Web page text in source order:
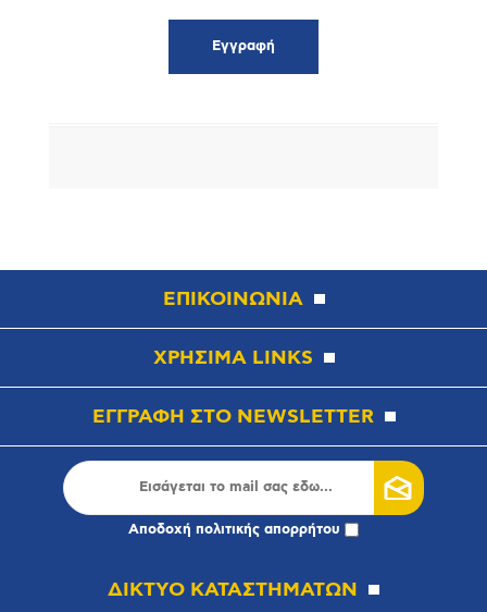
ΕΠΙΚΟΙΝΩΝΙΑ
ΧΡΗΣΙΜΑ LINKS
ΕΓΓΡΑΦΗ ΣΤΟ NEWSLETTER
Αποδοχή πολιτικής απορρήτου
ΔΙΚΤΥΟ ΚΑΤΑΣΤΗΜΑΤΩΝ